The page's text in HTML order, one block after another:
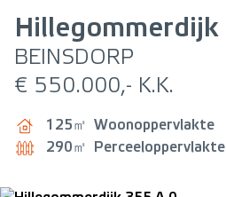
Hillegommerdijk
BEINSDORP
€ 550.000,- K.K.
125㎡ Woonoppervlakte
290㎡
Perceeloppervlakte